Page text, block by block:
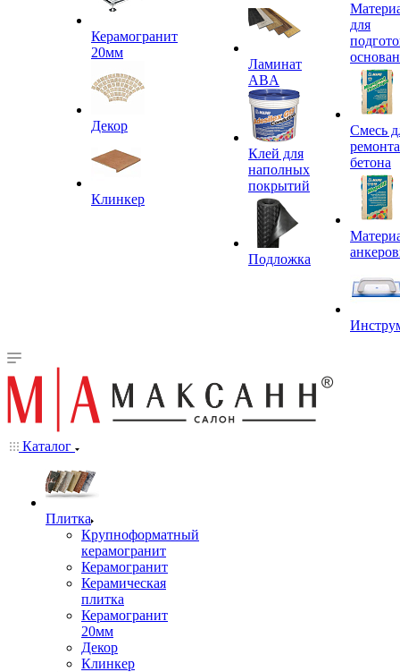
Керамогранит
20мм
Декор
Клинкер
Ламинат
ABA
Клей для
наполных
покрытий
Подложка
для
Смесь
ремонта
бетона
Каталог
Плитка
Крупноформатный
керамогранит
Керамогранит
Керамическая
плитка
Керамогранит
20мм
Декор
Клинкер